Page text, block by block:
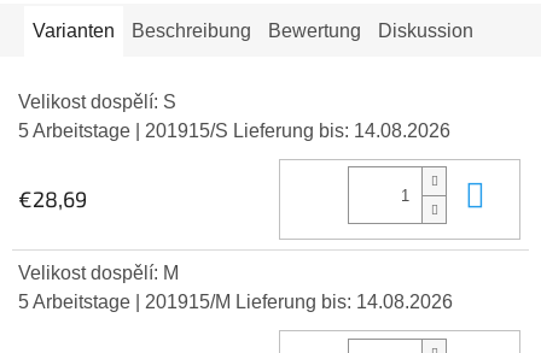
Varianten Beschreibung Bewertung Diskussion
Velikost dospělí: S
5 Arbeitstage
| 201915/S Lieferung bis: 14.08.2026
€28,69
Velikost dospělí: M
5 Arbeitstage
| 201915/M Lieferung bis: 14.08.2026